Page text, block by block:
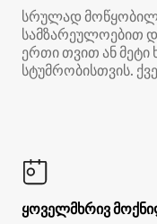
სრულად
სამზარეულოებით
ერთი თვით ან
სტუმრობისთვის.
ყოველმხრივ